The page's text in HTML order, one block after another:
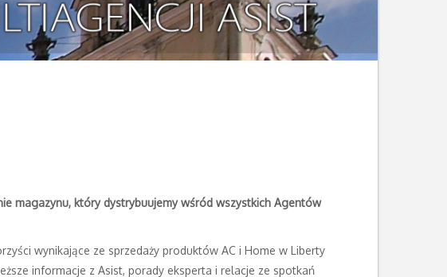
magazynu, który dystrybuujemy wśród wszystkich Agentów
wynikające ze sprzedaży produktów AC i Home w Liberty
informacje z Asist, porady eksperta i relacje ze spotkań